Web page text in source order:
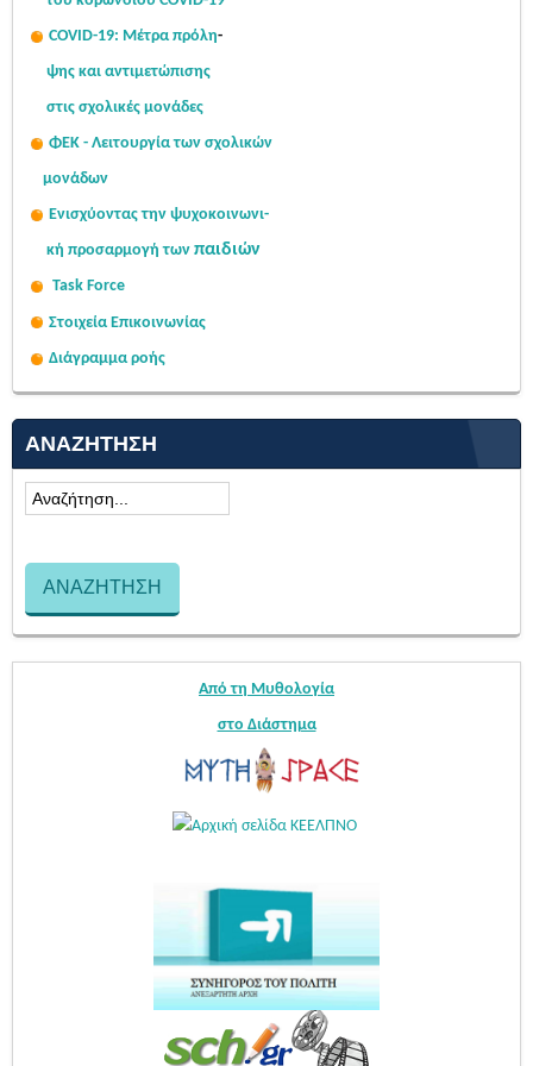
COVID-19: Μέτρα πρόλη-
ψης και αντιμετώπισης
στις σχολικές μονάδες
ΦΕΚ - Λειτουργία των σχολικών
μονάδων
Ενισχύοντας την ψυχοκοινωνι-
κή προσαρμογή των παιδιών
Task Force
Στοιχεία Επικοινωνίας
Διάγραμμα ροής
ΑΝΑΖΉΤΗΣΗ
Από τη Μυθολογία
στο Διάστημα